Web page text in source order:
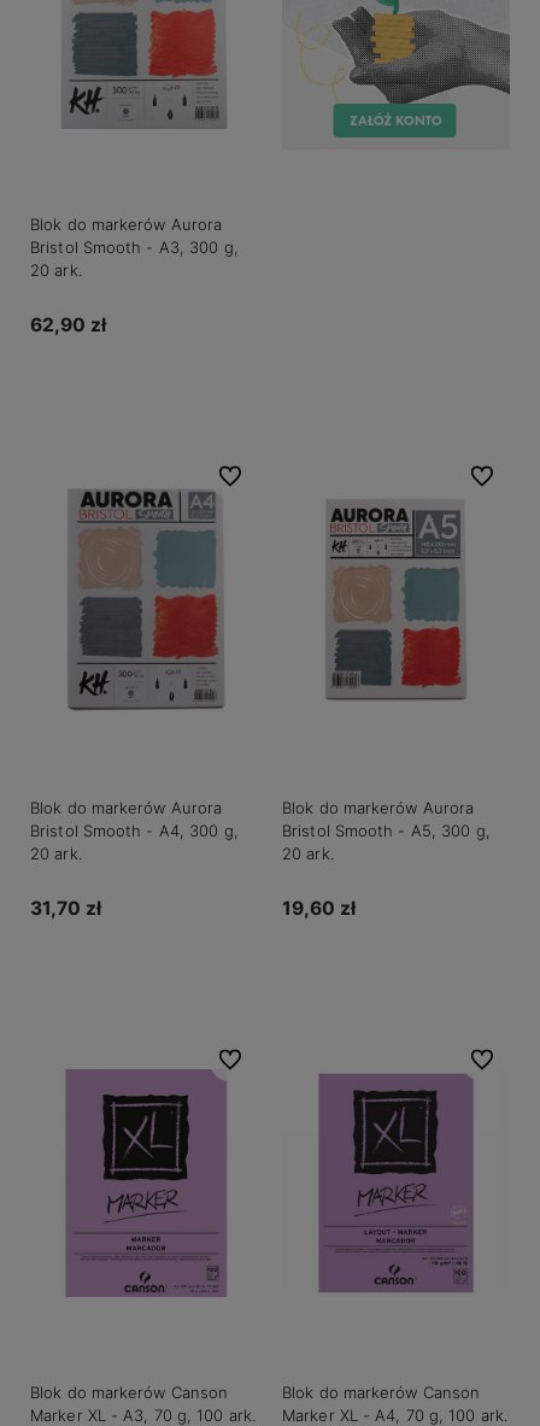
Blok do markerów Aurora
Bristol Smooth - A3, 300 g,
20 ark.
62,90 zł
Blok do markerów Aurora
Bristol Smooth - A4, 300 g,
20 ark.
31,70 zł
Do ulubionych
Blok do markerów Aurora
Bristol Smooth - A5, 300 g,
20 ark.
19,60 zł
Do
Blok do markerów Canson
Marker XL - A3, 70 g, 100 ark.
Do ulubionych
Blok do markerów Canson
Marker XL - A4, 70 g, 100 ark.
Do